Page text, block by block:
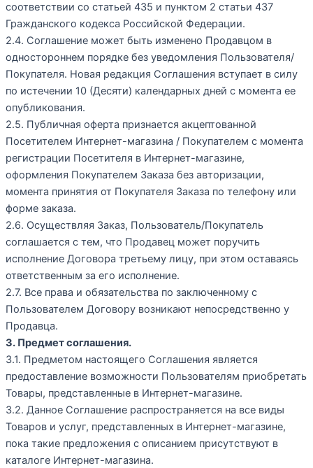
соответствии со статьей 435 и пунктом 2 статьи 437
Гражданского кодекса Российской Федерации.
2.4. Соглашение может быть изменено Продавцом в
одностороннем порядке без уведомления Пользователя/
Покупателя. Новая редакция Соглашения вступает в силу
по истечении 10 (Десяти) календарных дней с момента ее
опубликования.
2.5. Публичная оферта признается акцептованной
Посетителем Интернет-магазина / Покупателем с момента
регистрации Посетителя в Интернет-магазине,
оформления Покупателем Заказа без авторизации,
момента принятия от Покупателя Заказа по телефону или
форме заказа.
2.6. Осуществляя Заказ, Пользователь/Покупатель
соглашается с тем, что Продавец может поручить
исполнение Договора третьему лицу, при этом оставаясь
ответственным за его исполнение.
2.7. Все права и обязательства по заключенному с
Пользователем Договору возникают непосредственно у
Продавца.
3. Предмет соглашения.
3.1. Предметом настоящего Соглашения является
предоставление возможности Пользователям приобретать
Товары, представленные в Интернет-магазине.
3.2. Данное Соглашение распространяется на все виды
Товаров и услуг, представленных в Интернет-магазине,
пока такие предложения с описанием присутствуют в
каталоге Интернет-магазина.